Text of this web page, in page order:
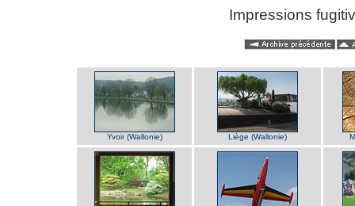
Impressions
Yvoir (Wallonie) Liège (Wallonie)